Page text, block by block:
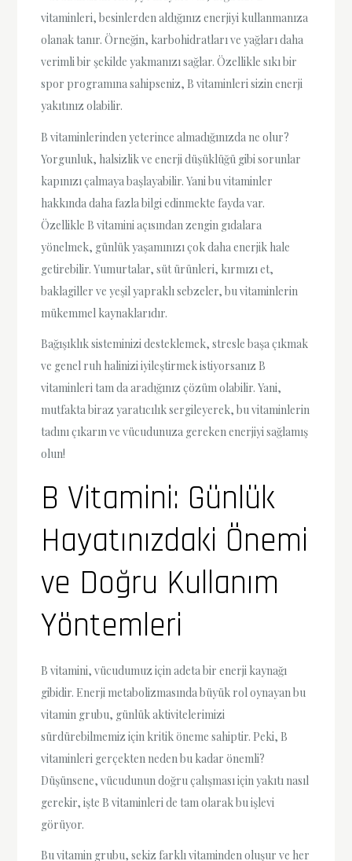
vitaminleri, besinlerden aldığınız enerjiyi kullanmanıza
olanak tanır. Örneğin, karbohidratları ve yağları daha
verimli bir şekilde yakmanızı sağlar. Özellikle sıkı bir
spor programına sahipseniz, B vitaminleri sizin enerji
yakıtınız olabilir.
B vitaminlerinden yeterince almadığınızda ne olur?
Yorgunluk, halsizlik ve enerji düşüklüğü gibi sorunlar
kapınızı çalmaya başlayabilir. Yani bu vitaminler
hakkında daha fazla bilgi edinmekte fayda var.
Özellikle B vitamini açısından zengin gıdalara
yönelmek, günlük yaşamınızı çok daha enerjik hale
getirebilir. Yumurtalar, süt ürünleri, kırmızı et,
baklagiller ve yeşil yapraklı sebzeler, bu vitaminlerin
mükemmel kaynaklarıdır.
Bağışıklık sisteminizi desteklemek, stresle başa çıkmak
ve genel ruh halinizi iyileştirmek istiyorsanız B
vitaminleri tam da aradığınız çözüm olabilir. Yani,
mutfakta biraz yaratıcılık sergileyerek, bu vitaminlerin
tadını çıkarın ve vücudunuza gereken enerjiyi sağlamış
olun!
B Vitamini: Günlük
Hayatınızdaki Önemi
ve Doğru Kullanım
Yöntemleri
B vitamini, vücudumuz için adeta bir enerji kaynağı
gibidir. Enerji metabolizmasında büyük rol oynayan bu
vitamin grubu, günlük aktivitelerimizi
sürdürebilmemiz için kritik öneme sahiptir. Peki, B
vitaminleri gerçekten neden bu kadar önemli?
Düşünsene, vücudunun doğru çalışması için yakıtı nasıl
gerekir, işte B vitaminleri de tam olarak bu işlevi
görüyor.
Bu vitamin grubu, sekiz farklı vitaminden oluşur ve her